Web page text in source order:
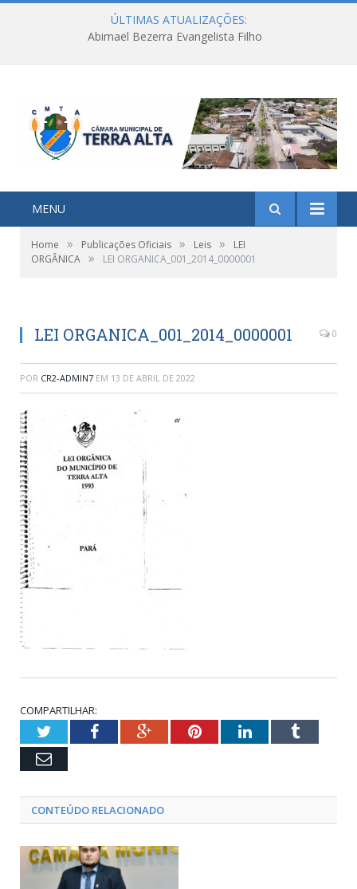
ÚLTIMAS ATUALIZAÇÕES:
Abimael Bezerra Evangelista Filho
MENU
Home » Publicações Oficiais » Leis »
LEI
ORGÂNICA » LEI ORGANICA_001_2014_0000001
LEI ORGANICA_001_2014_0000001 0
POR CR2-ADMIN7 EM 13 DE ABRIL DE 2022
COMPARTILHAR:
TwitterFacebookGoogle+PinterestLinkedInTumblr
Email
CONTEÚDO RELACIONADO